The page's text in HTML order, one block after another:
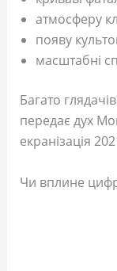
атмосферу
появу
масштабні
Багато
передає дух
екранізація
Чи вплине